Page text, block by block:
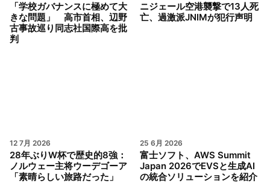
「学校ガバナンスに極めて大
きな問題」 高市首相、辺野
古事故巡り同志社国際高を批
判
ニジェール空港襲撃で13人死
亡、過激派JNIMが犯行声明
12 7月 2026
28年ぶりW杯で歴史的8強：
ノルウェー主将ウーデゴーア
「素晴らしい旅路だった」
25 6月 2026
富士ソフト、AWS Summit
Japan 2026でEVSと生成AI
の統合ソリューションを紹介